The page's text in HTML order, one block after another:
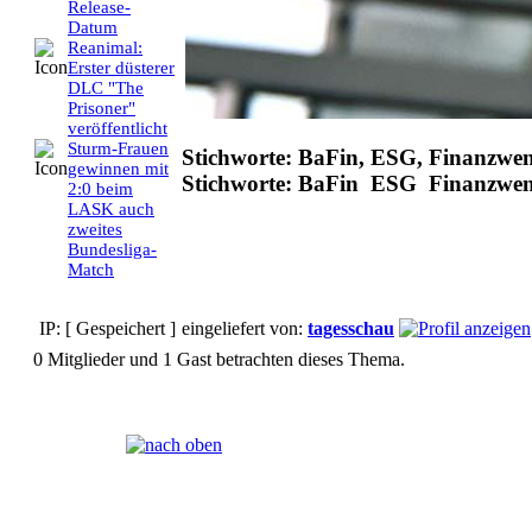
Release-
Datum
Reanimal:
Erster düsterer
DLC "The
Prisoner"
veröffentlicht
Sturm-Frauen
gewinnen mit
2:0 beim
LASK auch
zweites
Bundesliga-
Match
Stichworte: BaFin, ESG,
Stichworte: BaFin ESG
IP: [ Gespeichert ] eingeliefert von: tagesschau
0 Mitglieder und 1 Gast betrachten dieses Thema.